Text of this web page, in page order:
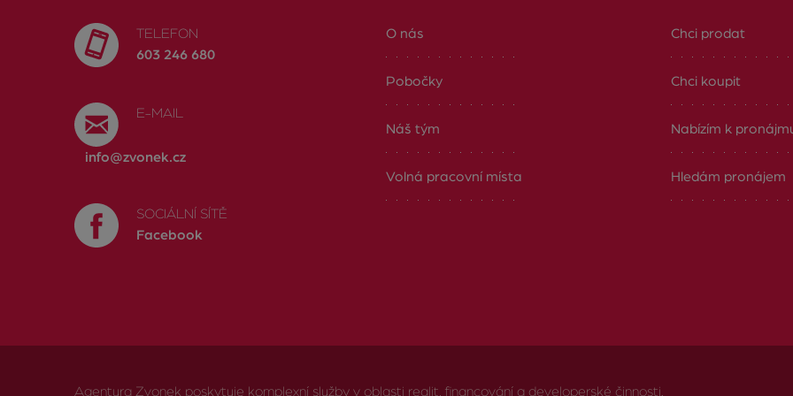
TELEFON
603 246 680
E-MAIL
info@zvonek.cz
SOCIÁLNÍ SÍTĚ
Facebook
O nás
Pobočky
Náš tým
Volná pracovní místa
Chci prodat
Chci koupit
Nabízím k
Hledám pronájem
Agentura Zvonek poskytuje komplexní služby v oblasti realit, financování a developerské činnosti.